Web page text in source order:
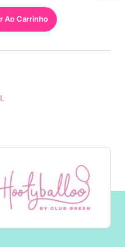
Ao Carrinho